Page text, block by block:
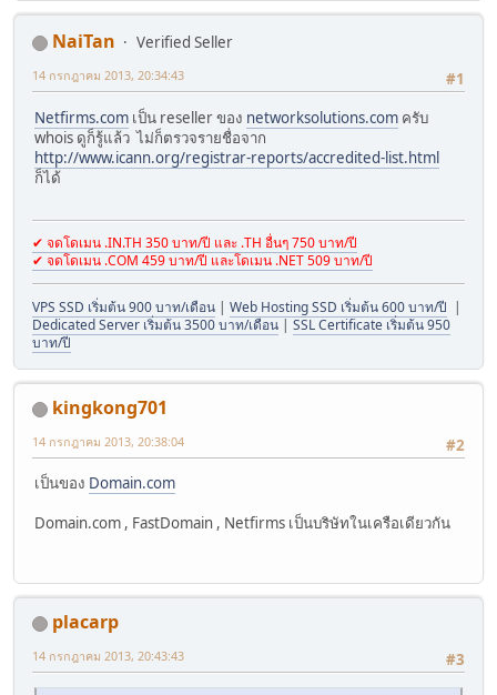
NaiTan
Verified Seller
#1
14 กรกฎาคม 2013, 20:34:43
Netfirms.com เป็น reseller ของ networksolutions.com ครับ
whois ดูก็รู้แล้ว ไม่ก็ตรวจรายชื่อจาก
http://www.icann.org/registrar-reports/accredited-list.html
ก็ได้
✔ จดโดเมน .IN.TH 350 บาท/ปี และ .TH อื่นๆ 750 บาท/ปี
✔ จดโดเมน .COM 459 บาท/ปี และโดเมน .NET 509 บาท/ปี
VPS SSD เริ่มต้น 900 บาท/เดือน | Web Hosting SSD เริ่มต้น 600 บาท/ปี |
Dedicated Server เริ่มต้น 3500 บาท/เดือน | SSL Certificate เริ่มต้น 950
บาท/ปี
kingkong701
#2
14 กรกฎาคม 2013, 20:38:04
เป็นของ Domain.com
Domain.com , FastDomain , Netfirms เป็นบริษัทในเครือเดียวกัน
placarp
#3
14 กรกฎาคม 2013, 20:43:43